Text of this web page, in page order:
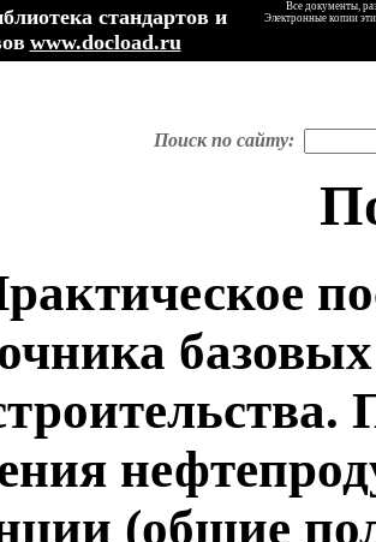
стандартов и
www.docload.ru
Все документы,
Электронные копии
Поиск по сайту:
(общие